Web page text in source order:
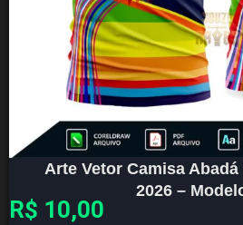
Arte Vetor Camisa Abadá
2026 –
R$ 10,00